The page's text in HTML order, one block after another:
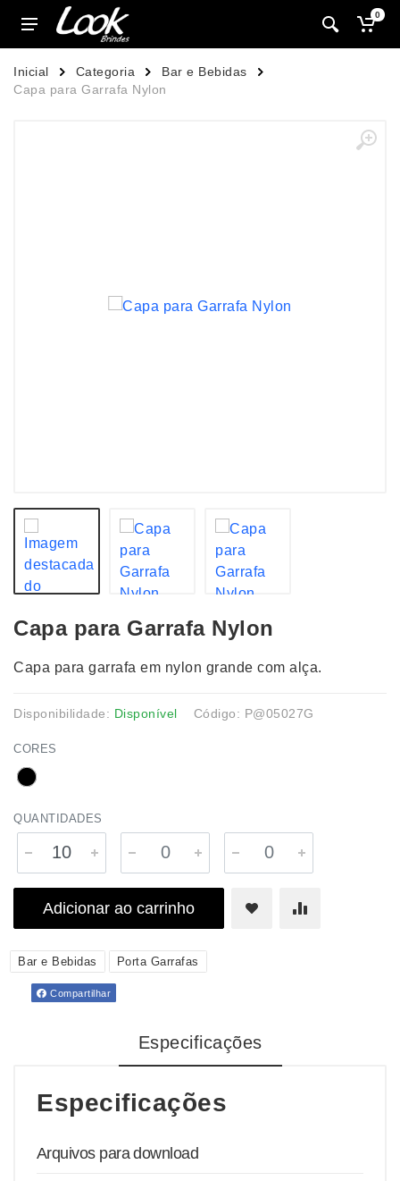
0
Inicial Categoria
Bar e Bebidas
Capa para Garrafa Nylon
Capa para Garrafa Nylon
Capa para garrafa em nylon grande com alça.
Disponibilidade: Disponível Código: P@05027G
CORES
QUANTIDADES
Adicionar ao carrinho
Bar e Bebidas Porta Garrafas
Compartilhar
Especificações
Especificações
Arquivos para download